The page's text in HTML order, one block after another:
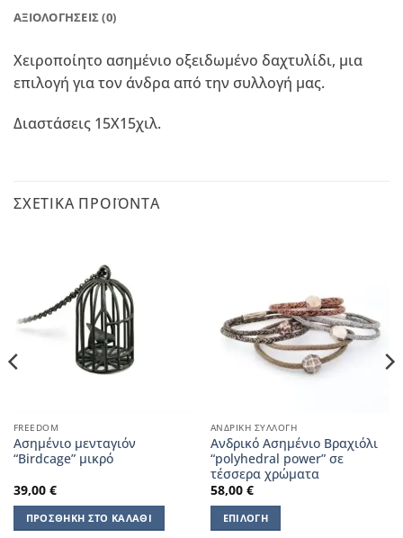
ΑΞΙΟΛΟΓΉΣΕΙΣ (0)
Χειροποίητο ασημένιο οξειδωμένο δαχτυλίδι, μια
επιλογή για τον άνδρα από την συλλογή μας.
Διαστάσεις 15Χ15χιλ.
ΣΧΕΤΙΚΆ ΠΡΟΪΌΝΤΑ
FREEDOM
Ασημένιο μενταγιόν
“Birdcage” μικρό
39,00 €
ΠΡΟΣΘΉΚΗ ΣΤΟ ΚΑΛΆΘΙ
ΑΝΔΡΙΚΉ ΣΥΛΛΟΓΉ
Ανδρικό Ασημένιο Βραχιόλι
“polyhedral power” σε
τέσσερα χρώματα
58,00 €
ΕΠΙΛΟΓΉ